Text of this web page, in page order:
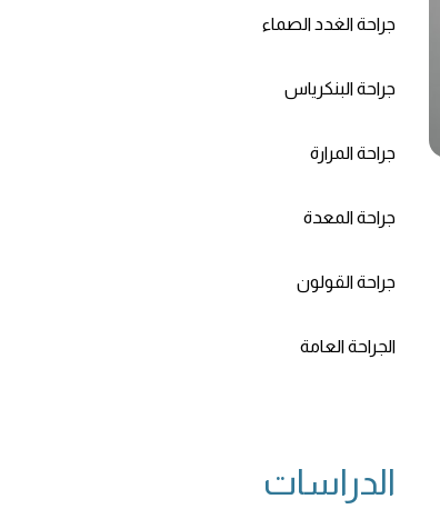
جراحة الغدد الصماء
جراحة البنكرياس
جراحة المرارة
جراحة المعدة
جراحة القولون
الجراحة العامة
الدراسات